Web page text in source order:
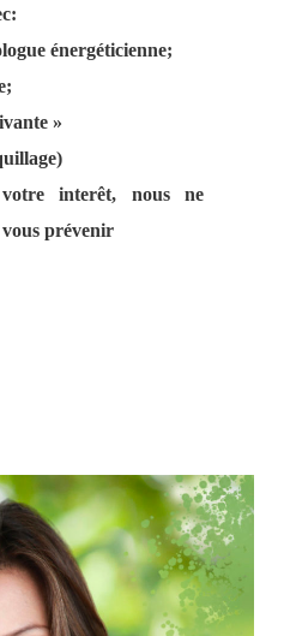
énergéticienne;
»
interêt, nous ne
prévenir